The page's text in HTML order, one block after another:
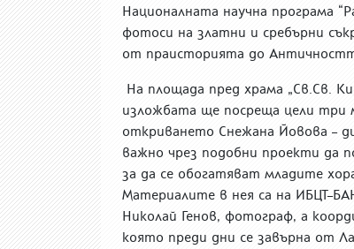
Националната научна програма
фотоси на златни и сребърни
от праисторията до
На площада пред храма „Св.Св.
изложбата ще посреща цели три
откриването Снежана Йовова –
важно чрез подобни проекти да
за да се обогатяват младите
Материалите в нея са на
Николай Генов, фотограф, а
която преди дни се завърна от